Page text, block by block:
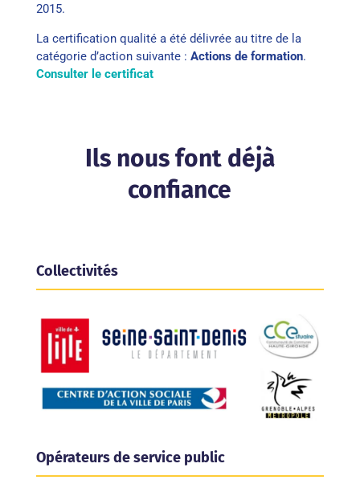
2015.
La certification qualité a été délivrée au titre de la
catégorie d’action suivante : Actions de formation.
Consulter le certificat
Ils nous font déjà
confiance
Collectivités
Opérateurs de service public